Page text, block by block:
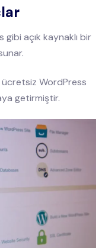
açık kaynaklı bir
WordPress
getirmiştir.